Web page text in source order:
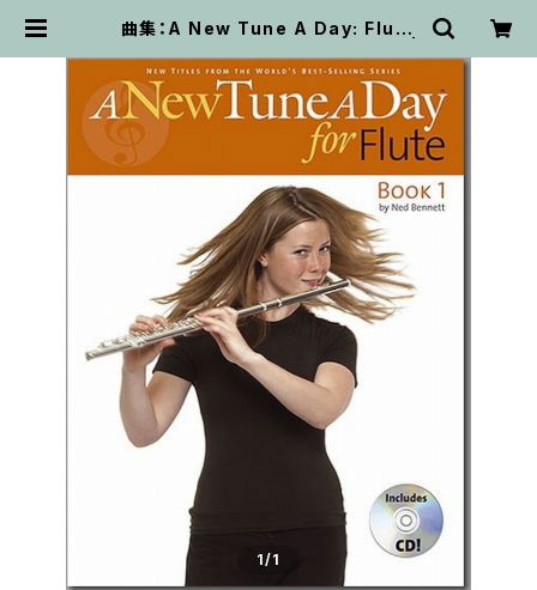
曲集：A New Tune A Day: Flute
輸入楽譜専門店 アトリエ・デ・くっき
ぃず
1/1